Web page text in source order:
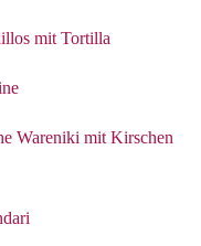
mit Tortilla
Wareniki mit Kirschen